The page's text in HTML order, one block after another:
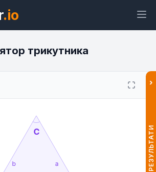
.io
трикутника
›
РЕЗУЛЬТАТИ